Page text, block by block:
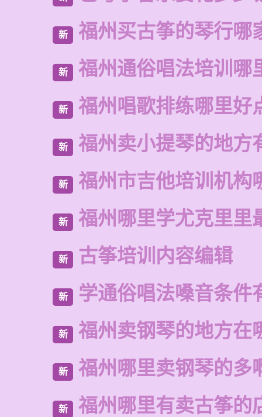
新 福州买古筝的琴行哪
新 福州通俗唱法培训哪
新 福州唱歌排练哪里好
新 福州卖小提琴的地方
新 福州市吉他培训机构
新 福州哪里学尤克里里
新 古筝培训内容编辑
新 学通俗唱法嗓音条件
新 福州卖钢琴的地方在
新 福州哪里卖钢琴的多
新 福州哪里有卖古筝的